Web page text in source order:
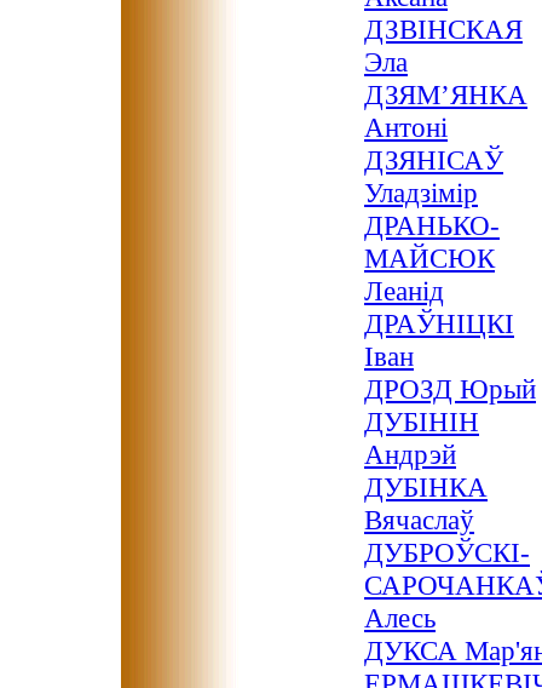
ДЗВІНСКАЯ
Эла
ДЗЯМ’ЯНКА
Антоні
ДЗЯНІСАЎ
Уладзімір
ДРАНЬКО-
МАЙСЮК
Леанід
ДРАЎНІЦКІ
Іван
ДРОЗД Юрый
ДУБІНІН
Андрэй
ДУБІНКА
Вячаслаў
ДУБРОЎСКІ-
Алесь
ДУКСА